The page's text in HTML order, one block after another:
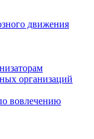
движения
организаций
вовлечению